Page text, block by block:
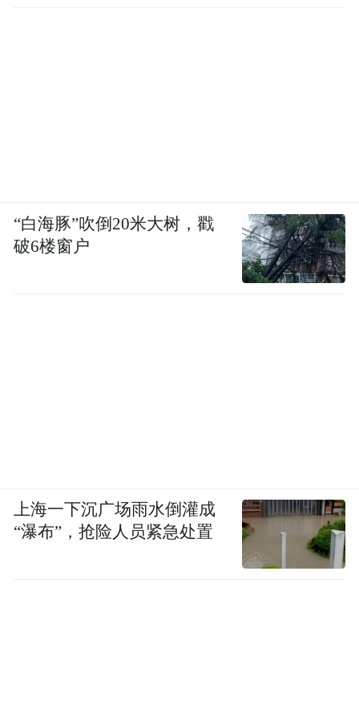
“白海豚”吹倒20米大树，戳
破6楼窗户
上海一下沉广场雨水倒灌成
“瀑布”，抢险人员紧急处置